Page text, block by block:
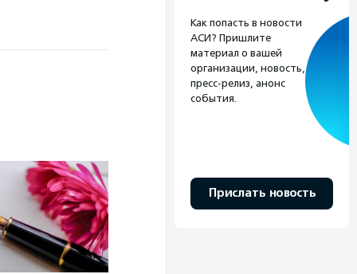
Как попасть в новости
АСИ? Пришлите
материал о вашей
организации, новость,
пресс-релиз, анонс
события.
Прислать новость